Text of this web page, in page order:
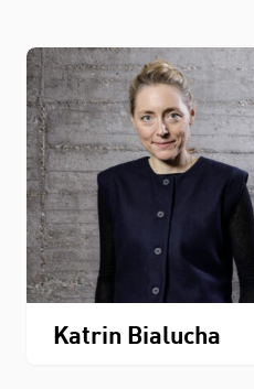
Katrin Bialucha